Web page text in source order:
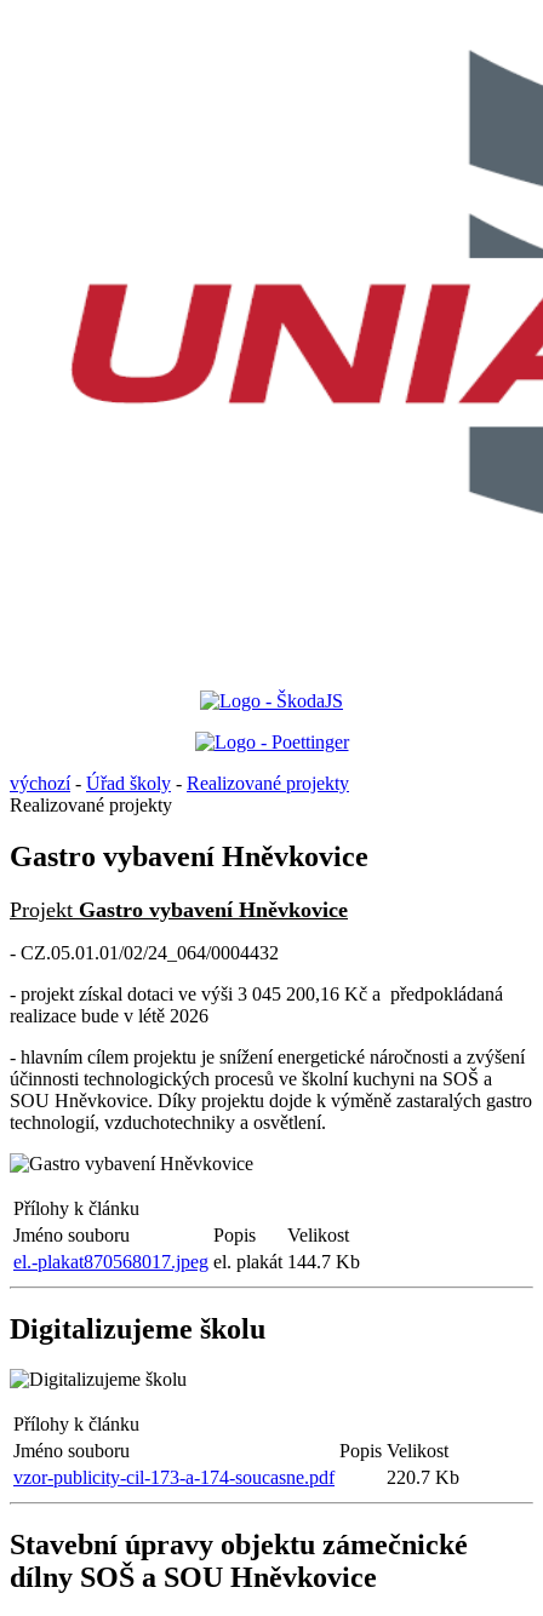
výchozí- Úřad školy - Realizované projekty
Realizované projekty
Gastro vybavení Hněvkovice
Projekt Gastro vybavení Hněvkovice
- CZ.05.01.01/02/24_064/0004432
- projekt získal dotaci ve výši 3 045 200,16 Kč a předpokládaná
realizace bude v létě 2026
- hlavním cílem projektu je snížení energetické náročnosti a zvýšení
účinnosti technologických procesů ve školní kuchyni na SOŠ a
SOU Hněvkovice. Díky projektu dojde k výměně zastaralých gastro
technologií, vzduchotechniky a osvětlení.
Přílohy k článku
Jméno souboru
Popis
Velikost
el.-plakat870568017.jpeg el. plakát 144.7 Kb
Digitalizujeme školu
Přílohy k článku
Jméno souboru
Popis Velikost
vzor-publicity-cil-173-a-174-soucasne.pdf
220.7 Kb
Stavební úpravy objektu zámečnické
dílny SOŠ a SOU Hněvkovice